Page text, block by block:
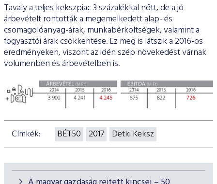
Tavaly a teljes kekszpiac 3 százalékkal nőtt, de a jó
árbevételt rontották a megemelkedett alap- és
csomagolóanyag-árak, munkabérköltségek, valamint a
fogyasztói árak csökkentése. Ez meg is látszik a 2016-os
eredményeken, viszont az idén szép növekedést várnak
volumenben és árbevételben is.
Címkék: BÉT50 2017 Detki Keksz